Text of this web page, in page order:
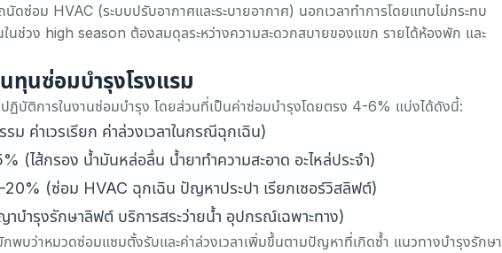
ดซ่อม HVAC (ระบบปรับอากาศและระบายอากาศ) นอกเวลาทำการโดยแทบไม่กระทบ
ช่วง high season ต้องสมดุลระหว่างความสะดวกสบายของแขก รายได้ห้องพัก และ
นทุนซ่อมบำรุงโรงแรม
ฏิบัติการในงานซ่อมบำรุง โดยส่วนที่เป็นค่าซ่อมบำรุงโดยตรง 4-6% แบ่งได้ดังนี้:
ค่าเวรเรียก ค่าล่วงเวลาในกรณีฉุกเฉิน)
(ไส้กรอง น้ำมันหล่อลื่น น้ำยาทำความสะอาด อะไหล่ประจำ)
20% (ซ่อม HVAC ฉุกเฉิน ปัญหาประปา เรียกเซอร์วิสลิฟต์)
บำรุงรักษาลิฟต์ บริการสระว่ายน้ำ อุปกรณ์เฉพาะทาง)
พบว่าหมวดซ่อมแซมตั้งรับและค่าล่วงเวลาเพิ่มขึ้นตามปัญหาที่เกิดซ้ำ แนวทางบำรุงรักษา